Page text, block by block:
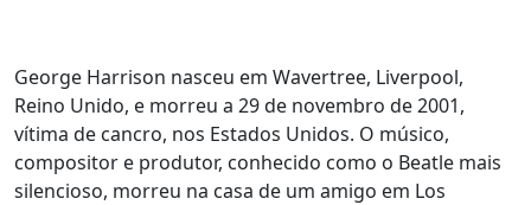
George Harrison nasceu em Wavertree, Liverpool,
Reino Unido, e morreu a 29 de novembro de 2001,
vítima de cancro, nos Estados Unidos. O músico,
compositor e produtor, conhecido como o Beatle mais
silencioso, morreu na casa de um amigo em Los